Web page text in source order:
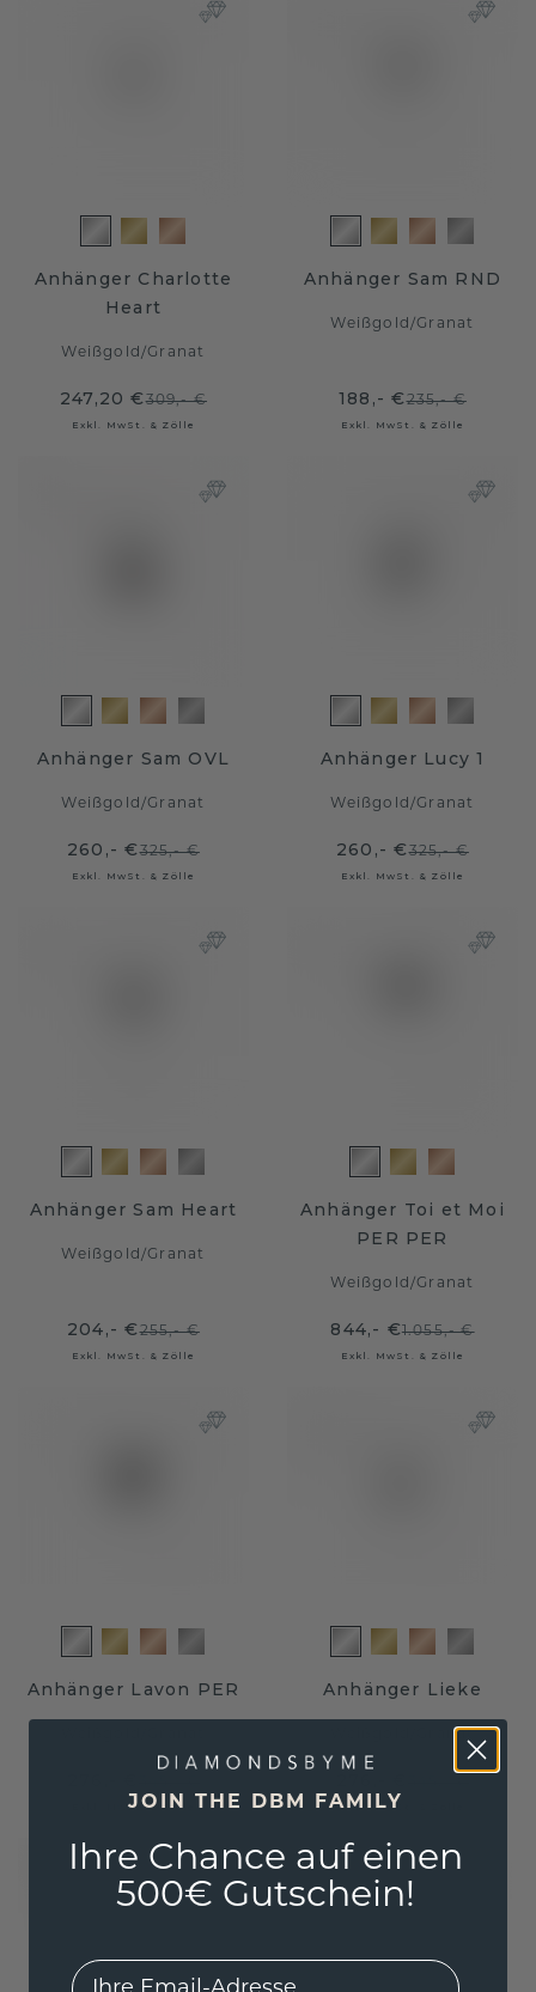
Anhänger Charlotte
Heart
Weißgold/Granat
247,20 €309,- €
Exkl. MwSt. & Zölle
Anhänger Sam RND
Weißgold/Granat
188,- €235,- €
Exkl. MwSt. & Zölle
Anhänger Sam OVL
Weißgold/Granat
260,- €325,- €
Exkl. MwSt. & Zölle
Anhänger Lucy 1
Weißgold/Granat
260,- €325,- €
Exkl. MwSt. & Zölle
Anhänger Sam Heart
Weißgold/Granat
204,- €255,- €
Exkl. MwSt. & Zölle
Anhänger Toi et Moi
PER PER
Weißgold/Granat
844,- €1.055,- €
Exkl. MwSt. & Zölle
Anhänger Lavon PER
Exkl. MwSt. & Zölle
Anhänger Lieke
Granat
Exkl. MwSt. & Zölle
JOIN THE DBM FAMILY
Ihre Chance auf einen
500€ Gutschein!
EMail